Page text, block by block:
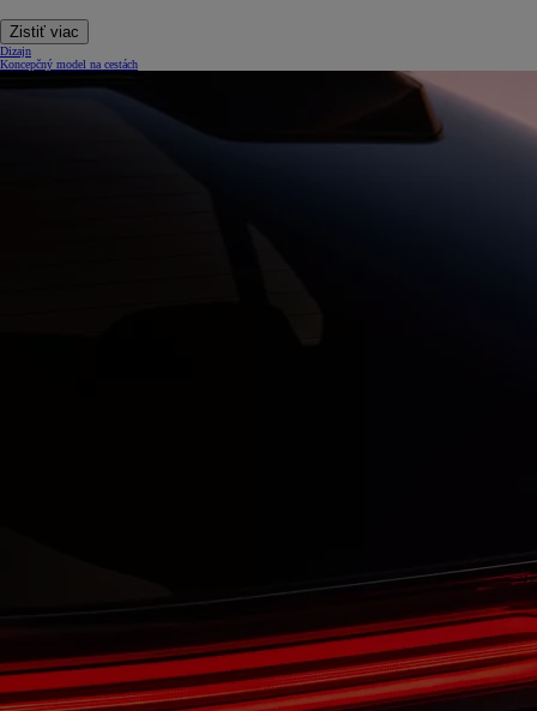
Zistiť viac
Dizajn
Koncepčný model na cestách